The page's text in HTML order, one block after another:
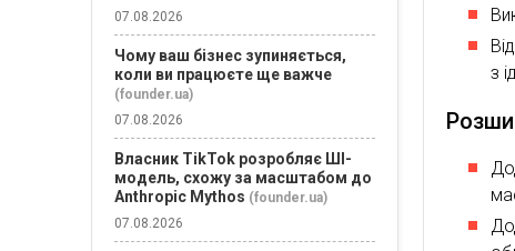
з
07.08.2026
Чому ваш бізнес зупиняється,
коли ви працюєте ще важче
(founder.ua)
07.08.2026
Власник TikTok розробляє ШІ-
модель, схожу за масштабом до
Anthropic Mythos (founder.ua)
07.08.2026